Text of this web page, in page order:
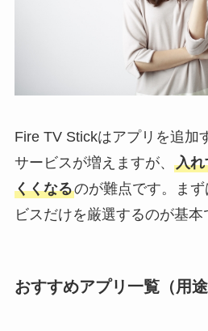
Fire TV Stickはアプリを追加
サービスが増えますが、 入れ
くくなるのが難点です。ま
ビスだけを厳選するのが基本
おすすめアプリ一覧（用途